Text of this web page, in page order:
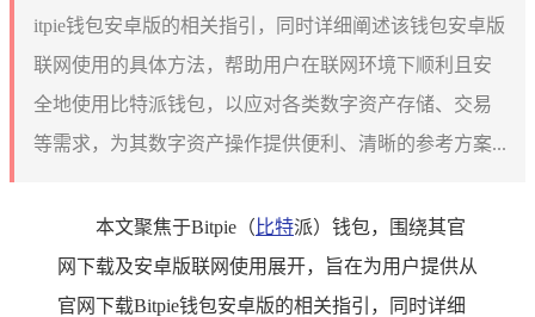
itpie钱包安卓版的相关指引，同时详细阐述该钱包安卓版
联网使用的具体方法，帮助用户在联网环境下顺利且安
全地使用比特派钱包，以应对各类数字资产存储、交易
等需求，为其数字资产操作提供便利、清晰的参考方案...
本文聚焦于Bitpie（ 比特派）钱包，围绕其官
网下载及安卓版联网使用展开，旨在为用户提供从
官网下载Bitpie钱包安卓版的相关指引，同时详细